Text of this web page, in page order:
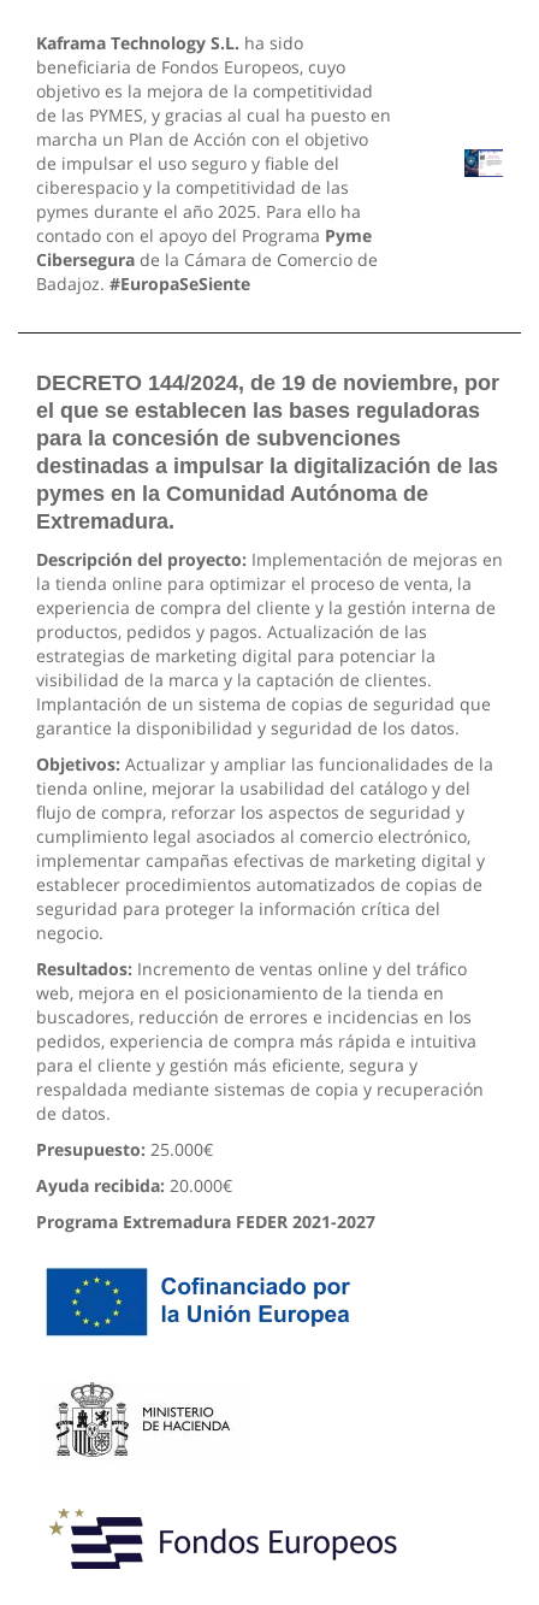
Kaframa Technology S.L. ha sido
beneficiaria de Fondos Europeos, cuyo
objetivo es la mejora de la competitividad
de las PYMES, y gracias al cual ha puesto en
marcha un Plan de Acción con el objetivo
de impulsar el uso seguro y fiable del
ciberespacio y la competitividad de las
pymes durante el año 2025. Para ello ha
contado con el apoyo del Programa Pyme
Cibersegura de la Cámara de Comercio de
Badajoz. #EuropaSeSiente
DECRETO 144/2024, de 19 de noviembre, por
el que se establecen las bases reguladoras
para la concesión de subvenciones
destinadas a impulsar la digitalización de las
pymes en la Comunidad Autónoma de
Extremadura.
Descripción del proyecto: Implementación de mejoras en
la tienda online para optimizar el proceso de venta, la
experiencia de compra del cliente y la gestión interna de
productos, pedidos y pagos. Actualización de las
estrategias de marketing digital para potenciar la
visibilidad de la marca y la captación de clientes.
Implantación de un sistema de copias de seguridad que
garantice la disponibilidad y seguridad de los datos.
Objetivos: Actualizar y ampliar las funcionalidades de la
tienda online, mejorar la usabilidad del catálogo y del
flujo de compra, reforzar los aspectos de seguridad y
cumplimiento legal asociados al comercio electrónico,
implementar campañas efectivas de marketing digital y
establecer procedimientos automatizados de copias de
seguridad para proteger la información crítica del
negocio.
Resultados: Incremento de ventas online y del tráfico
web, mejora en el posicionamiento de la tienda en
buscadores, reducción de errores e incidencias en los
pedidos, experiencia de compra más rápida e intuitiva
para el cliente y gestión más eficiente, segura y
respaldada mediante sistemas de copia y recuperación
de datos.
Presupuesto: 25.000€
Ayuda recibida: 20.000€
Programa Extremadura FEDER 2021-2027